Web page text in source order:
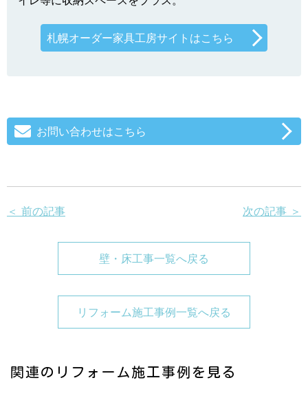
札幌オーダー家具工房サイトはこちら
お問い合わせはこちら
＜ 前の記事 次の記事 ＞
壁・床工事一覧へ戻る
リフォーム施工事例一覧へ戻る
関連のリフォーム施工事例を見る